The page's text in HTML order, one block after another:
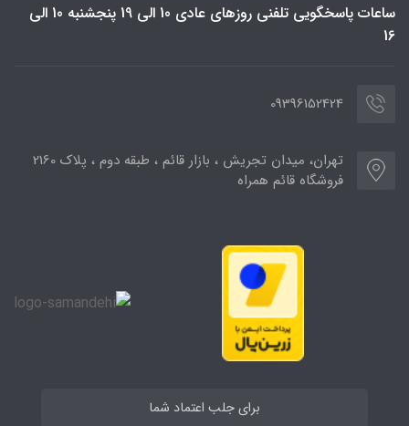
ساعات پاسخگویی تلفنی روزهای عادی 10 الی 19 پنجشنبه 10 الی
16
09396152424
تهران، میدان تجریش ، بازار قائم ، طبقه دوم ، پلاک 2160
فروشگاه قائم همراه
برای جلب اعتماد شما